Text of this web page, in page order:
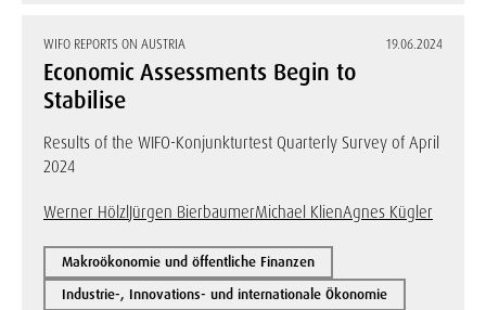
WIFO REPORTS ON AUSTRIA 19.06.2024
Economic Assessments Begin to
Stabilise
Results of the WIFO-Konjunkturtest Quarterly Survey of April
2024
Werner HölzlJürgen BierbaumerMichael KlienAgnes Kügler
Makroökonomie und öffentliche Finanzen
Industrie-, Innovations- und internationale Ökonomie